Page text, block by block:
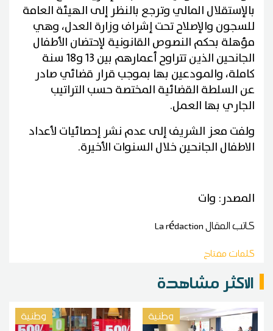
بالإستقلال المالي وترجع بالنظر إلى الهيئة العامة
للسجون والإصلاح تحت إشراف وزارة العدل، وهي
مؤهلة بحكم النصوص القانونية لإحتضان الأطفال
الجانحين الذين تتراوح أعمارهم بين 13 و18 سنة
كاملة، والمودعين بها بموجب قرار قضائي صادر
عن السلطة القضائية المختصة حسب التراتيب
الجاري بها العمل.
ولفت معز الشريف إلى عدم نشر إحصائيات لأعداد
الاطفال الجانحين خلال السنوات الأخيرة.
المصدر: وات
كاتب المقالLa rédaction
كلمات مفتاح
الاكثر مشاهدة
وطنية وطنية